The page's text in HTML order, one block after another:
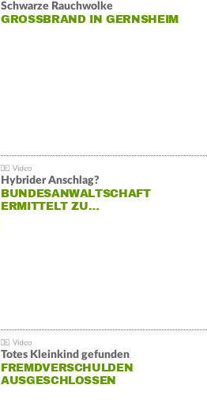
Schwarze Rauchwolke
GROSSBRAND IN GERNSHEIM
Hybrider Anschlag?
BUNDESANWALTSCHAFT
ERMITTELT ZU…
Totes Kleinkind gefunden
FREMDVERSCHULDEN
AUSGESCHLOSSEN